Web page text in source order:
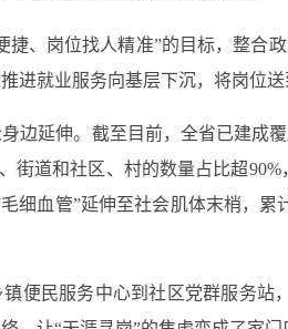
捷、岗位找人精准”的目标，整合
进就业服务向基层下沉，将岗位送
边延伸。截至目前，全省已建成
街道和社区、村的数量占比超
细血管”延伸至社会肌体末梢，累
便民服务中心到社区党群服务站